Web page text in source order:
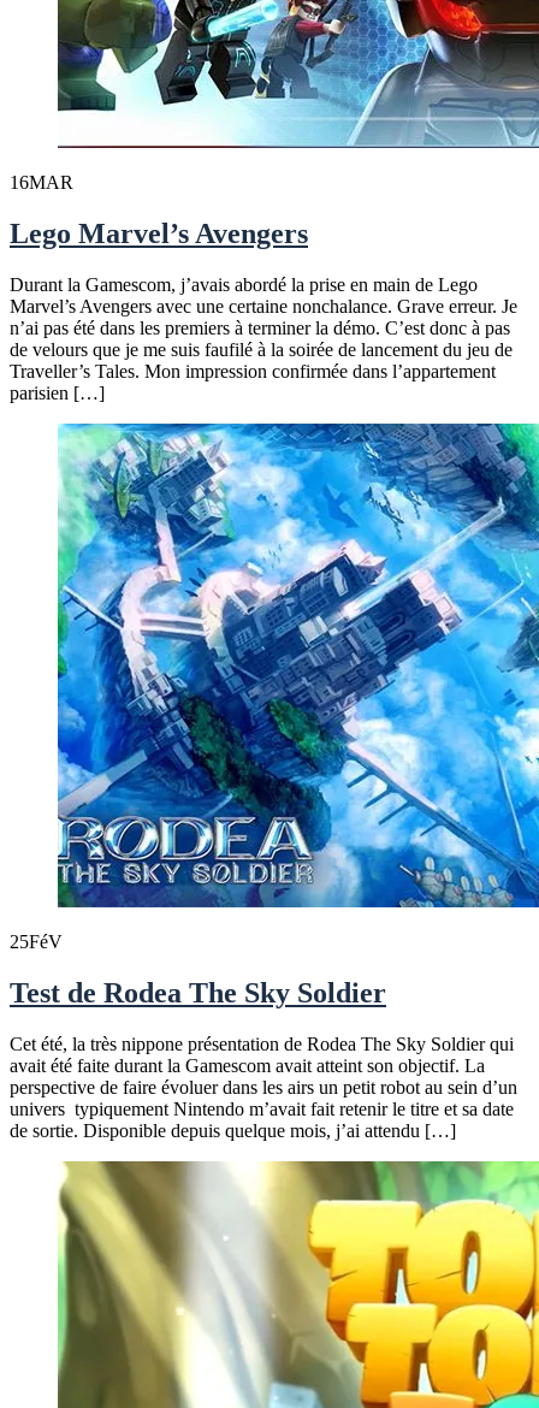
16MAR
Lego Marvel’s Avengers
Durant la Gamescom, j’avais abordé la prise en main de Lego
Marvel’s Avengers avec une certaine nonchalance. Grave erreur. Je
n’ai pas été dans les premiers à terminer la démo. C’est donc à pas
de velours que je me suis faufilé à la soirée de lancement du jeu de
Traveller’s Tales. Mon impression confirmée dans l’appartement
parisien […]
25FéV
Test de Rodea The Sky Soldier
Cet été, la très nippone présentation de Rodea The Sky Soldier qui
avait été faite durant la Gamescom avait atteint son objectif. La
perspective de faire évoluer dans les airs un petit robot au sein d’un
univers typiquement Nintendo m’avait fait retenir le titre et sa date
de sortie. Disponible depuis quelque mois, j’ai attendu […]